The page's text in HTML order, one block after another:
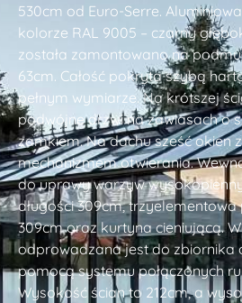
530cm od Euro-Serre.
kolorze RAL 9005 – czarny
została zamontowano na
63cm. Całość pokryta szybą
pełnym wymiarze. Na krótszej
podwójne drzwi na zawiasach o
zamkiem. Na dachu sześć okien
mechanizmem otwierania.
do uprawy warzyw
długości 309cm, trzyelementowa
309cm oraz kurtyna cieniującą.
odprowadzana jest do zbiornika
pomocą systemu połączonych
Wysokość ścian to 212cm, a